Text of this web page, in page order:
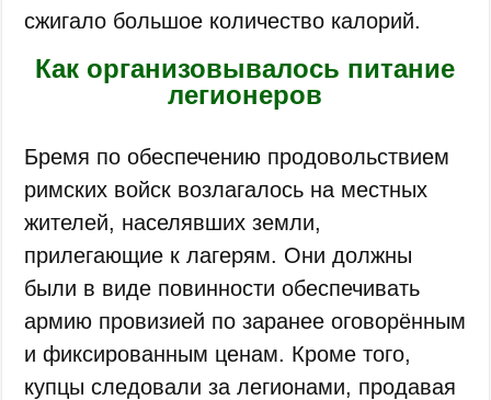
сжигало большое количество калорий.
Как организовывалось питание
легионеров
Бремя по обеспечению продовольствием
римских войск возлагалось на местных
жителей, населявших земли,
прилегающие к лагерям. Они должны
были в виде повинности обеспечивать
армию провизией по заранее оговорённым
и фиксированным ценам. Кроме того,
купцы следовали за легионами, продавая